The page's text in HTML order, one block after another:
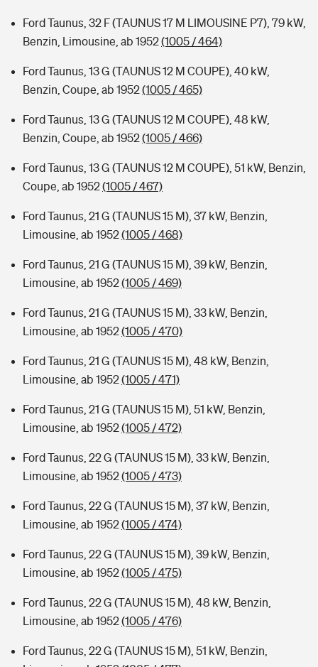
Ford Taunus, 32 F (TAUNUS 17 M LIMOUSINE P7), 79 kW,
Benzin, Limousine, ab 1952(1005 / 464)
Ford Taunus, 13 G (TAUNUS 12 M COUPE), 40 kW,
Benzin, Coupe, ab 1952(1005 / 465)
Ford Taunus, 13 G (TAUNUS 12 M COUPE), 48 kW,
Benzin, Coupe, ab 1952(1005 / 466)
Ford Taunus, 13 G (TAUNUS 12 M COUPE), 51 kW, Benzin,
Coupe, ab 1952(1005 / 467)
Ford Taunus, 21 G (TAUNUS 15 M), 37 kW, Benzin,
Limousine, ab 1952(1005 / 468)
Ford Taunus, 21 G (TAUNUS 15 M), 39 kW, Benzin,
Limousine, ab 1952(1005 / 469)
Ford Taunus, 21 G (TAUNUS 15 M), 33 kW, Benzin,
Limousine, ab 1952(1005 / 470)
Ford Taunus, 21 G (TAUNUS 15 M), 48 kW, Benzin,
Limousine, ab 1952(1005 / 471)
Ford Taunus, 21 G (TAUNUS 15 M), 51 kW, Benzin,
Limousine, ab 1952(1005 / 472)
Ford Taunus, 22 G (TAUNUS 15 M), 33 kW, Benzin,
Limousine, ab 1952(1005 / 473)
Ford Taunus, 22 G (TAUNUS 15 M), 37 kW, Benzin,
Limousine, ab 1952(1005 / 474)
Ford Taunus, 22 G (TAUNUS 15 M), 39 kW, Benzin,
Limousine, ab 1952(1005 / 475)
Ford Taunus, 22 G (TAUNUS 15 M), 48 kW, Benzin,
Limousine, ab 1952(1005 / 476)
Ford Taunus, 22 G (TAUNUS 15 M), 51 kW, Benzin,